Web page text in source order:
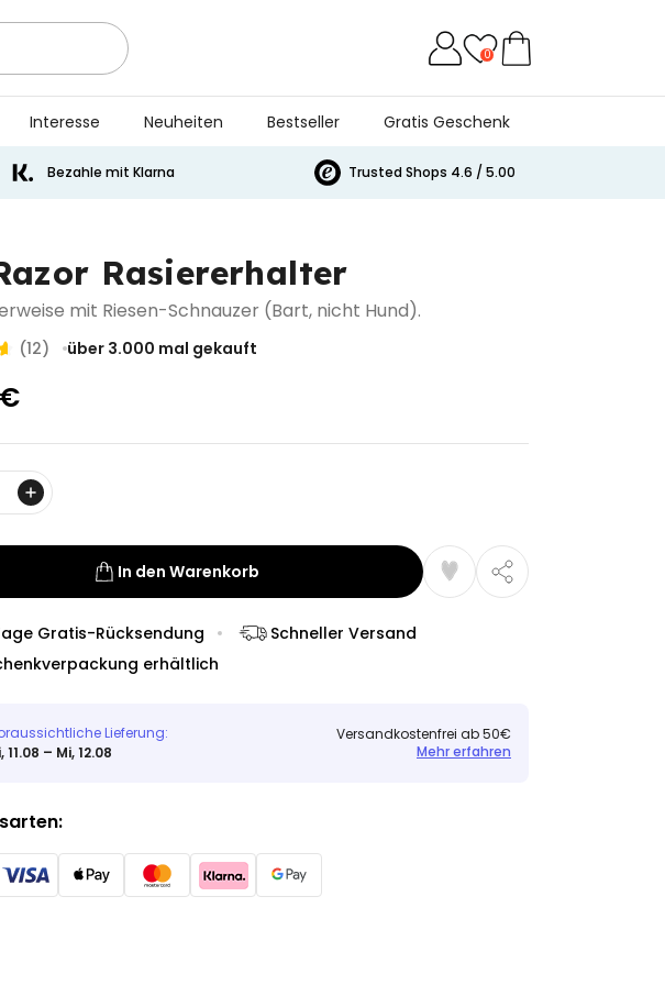
Spruch
über 10.000
mal gekauft
Retro-
mal gekauft
Aperol
über 19.400
mal gekauft
mit Text
0
Interesse Neuheiten Bestseller Gratis Geschenk
Bezahle mit Klarna Trusted Shops 4.6 / 5.00
Rasiererhalter
mit Riesen-Schnauzer (Bart, nicht Hund).
(12) über 3.000 mal gekauft
In den Warenkorb
Gratis-Rücksendung
Schneller Versand
erhältlich
Lieferung:
11.08 – Mi, 12.08
Versandkostenfrei ab 50€
Mehr erfahren